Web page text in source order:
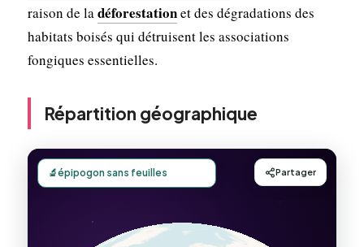
raison de ladéforestationet des dégradations des
habitats boisés qui détruisent les associations
fongiques essentielles.
Répartition géographique